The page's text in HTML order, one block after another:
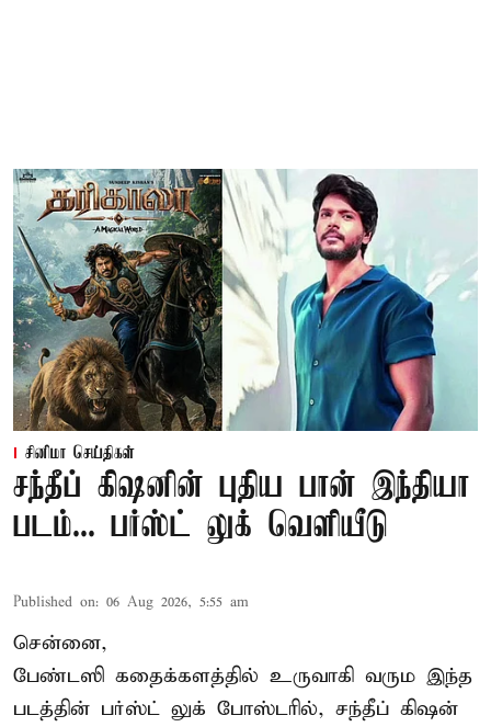
சினிமா செய்திகள்
சந்தீப் கிஷனின் புதிய பான் இந்தியா
படம்... பர்ஸ்ட் லுக் வெளியீடு
Published on: 06 Aug 2026, 5:55 am
சென்னை,
பேண்டஸி கதைக்களத்தில் உருவாகி வரும இந்த
படத்தின் பர்ஸ்ட் லுக் போஸ்டரில், சந்தீப் கிஷன்